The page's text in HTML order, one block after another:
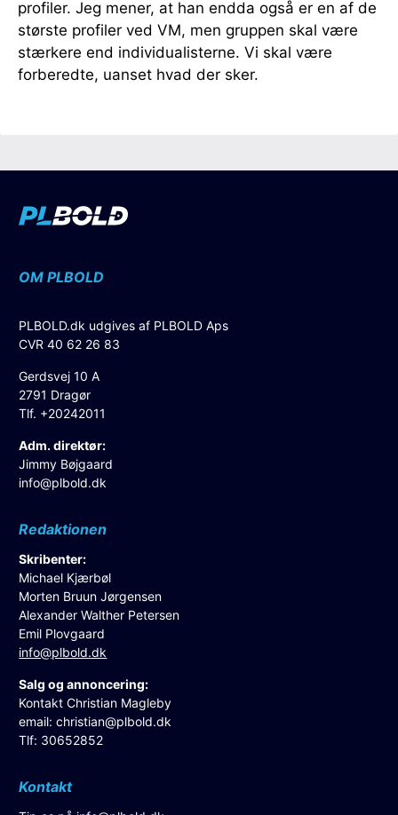
profiler. Jeg mener, at han endda også er en af de
største profiler ved VM, men gruppen skal være
stærkere end individualisterne. Vi skal være
forberedte, uanset hvad der sker.
OM PLBOLD
PLBOLD.dk udgives af PLBOLD Aps
CVR 40 62 26 83
Gerdsvej 10 A
2791 Dragør
Tlf. +20242011
Adm. direktør:
Jimmy Bøjgaard
info@plbold.dk
Redaktionen
Skribenter:
Michael Kjærbøl
Morten Bruun Jørgensen
Alexander Walther Petersen
Emil Plovgaard
info@plbold.dk
Salg og annoncering:
Kontakt Christian Magleby
email:christian@plbold.dk
Tlf: 30652852
Kontakt